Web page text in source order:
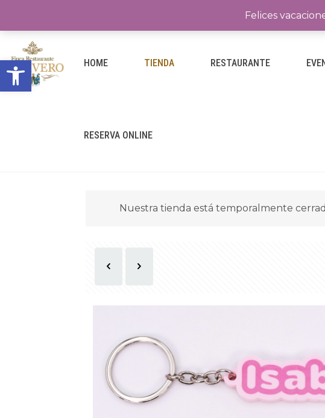
Abrir barra de herramientas
HOME TIENDA RESTAURANTE
RESERVA ONLINE
Nuestra tienda está temporalmente
Felices